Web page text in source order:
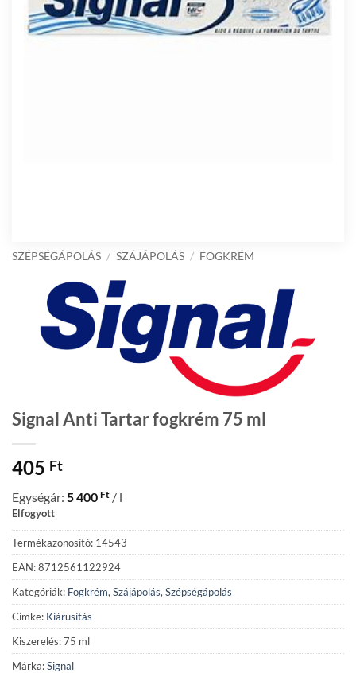
SZÉPSÉGÁPOLÁS / SZÁJÁPOLÁS / FOGKRÉM
Signal Anti Tartar fogkrém 75 ml
405 Ft
Egységár: 5 400 Ft / l
Elfogyott
Termékazonosító: 14543
EAN: 8712561122924
Kategóriák: Fogkrém, Szájápolás, Szépségápolás
Címke: Kiárusítás
Kiszerelés: 75 ml
Márka:Signal